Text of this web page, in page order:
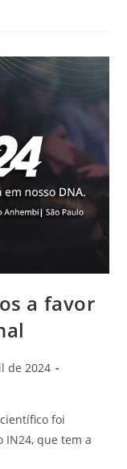
a favor
de 2024
foi
IN24, que tem a